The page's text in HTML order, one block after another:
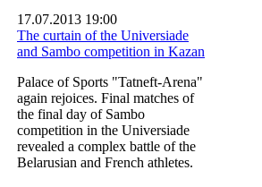
17.07.2013 19:00
The curtain of the Universiade
and Sambo competition in Kazan
Palace of Sports "Tatneft-Arena"
again rejoices. Final matches of
the final day of Sambo
competition in the Universiade
revealed a complex battle of the
Belarusian and French athletes.